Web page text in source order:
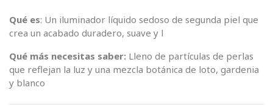
Qué es: Un iluminador líquido sedoso de segunda piel que
crea un acabado duradero, suave y l
Qué más necesitas saber: Lleno de partículas de perlas
que reflejan la luz y una mezcla botánica de loto, gardenia
y blanco